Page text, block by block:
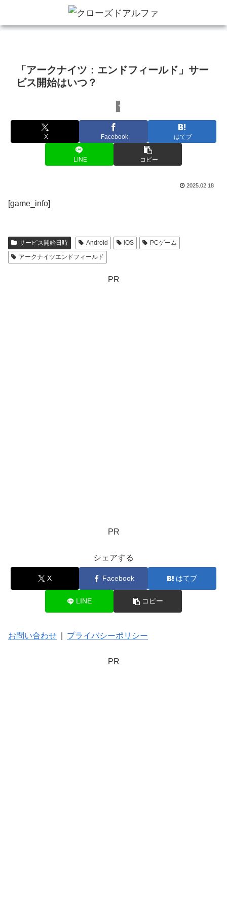
「アークナイツ：エンドフィールド」サー
ビス開始はいつ？
サービス開始日時
X Facebook はてブ
LINE コピー
2025.02.18
[game_info]
サービス開始日時 Android iOS
PCゲーム
アークナイツエンドフィールド
PR
PR
シェアする
X Facebook はてブ
LINE コピー
お問い合わせ プライバシーポリシー
PR